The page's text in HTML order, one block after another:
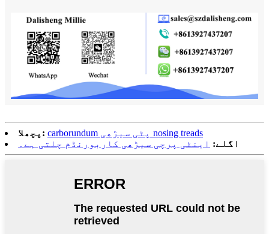
پچھلا:
carborundum پٹی سیڑھی nosing treads
اگلے: اینٹی پرچی سیڑھی کاربورنڈم چلتی ہے۔